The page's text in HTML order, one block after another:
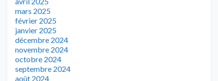
mars 2025
février 2025
janvier 2025
décembre 2024
novembre 2024
octobre 2024
septembre 2024
août 2024